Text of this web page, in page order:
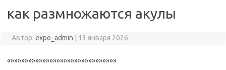
как размножаются акулы
Автор: expo_admin 13 января 2026
«»»»»»»»»»»»»»»»»»»»»»»»»»»»»»»